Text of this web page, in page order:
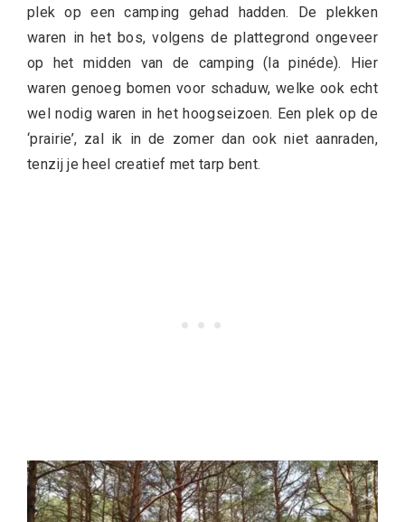
plek op een camping gehad hadden. De plekken
waren in het bos, volgens de plattegrond ongeveer
op het midden van de camping (la pinéde). Hier
waren genoeg bomen voor schaduw, welke ook echt
wel nodig waren in het hoogseizoen. Een plek op de
‘prairie’, zal ik in de zomer dan ook niet aanraden,
tenzij je heel creatief met tarp bent.